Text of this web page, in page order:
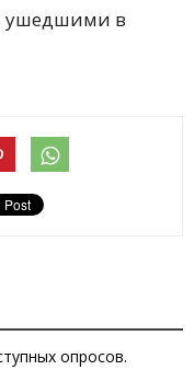
ушедшими в
опросов.